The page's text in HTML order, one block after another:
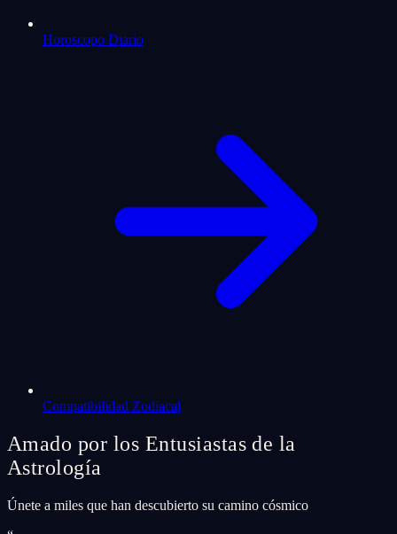
Horoscopo Diario
Compatibilidad Zodiacal
Amado por los Entusiastas de la
Astrología
Únete a miles que han descubierto su camino cósmico